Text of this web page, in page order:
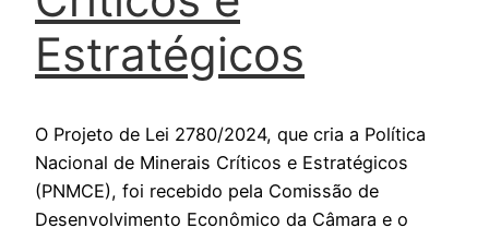
Estratégicos
O Projeto de Lei 2780/2024, que cria a Política
Nacional de Minerais Críticos e Estratégicos
(PNMCE), foi recebido pela Comissão de
Desenvolvimento Econômico da Câmara e o